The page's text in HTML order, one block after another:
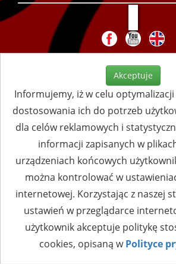
Akceptuje
Informujemy, iż w celu
dostosowania ich do potrzeb
dla celów reklamowych i
informacji zapisanych w
urządzeniach końcowych
można kontrolować w
internetowej. Korzystając z naszej
ustawień w przeglądarce
użytkownik akceptuje politykę
cookies, opisaną wPolityce